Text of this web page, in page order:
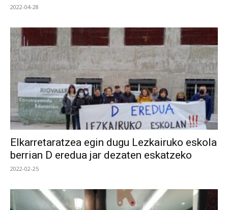
2022-04-28
Elkarretaratzea egin dugu Lezkairuko eskola
berrian D eredua jar dezaten eskatzeko
2022-02-25